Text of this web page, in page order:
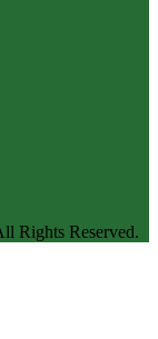
Rights Reserved.